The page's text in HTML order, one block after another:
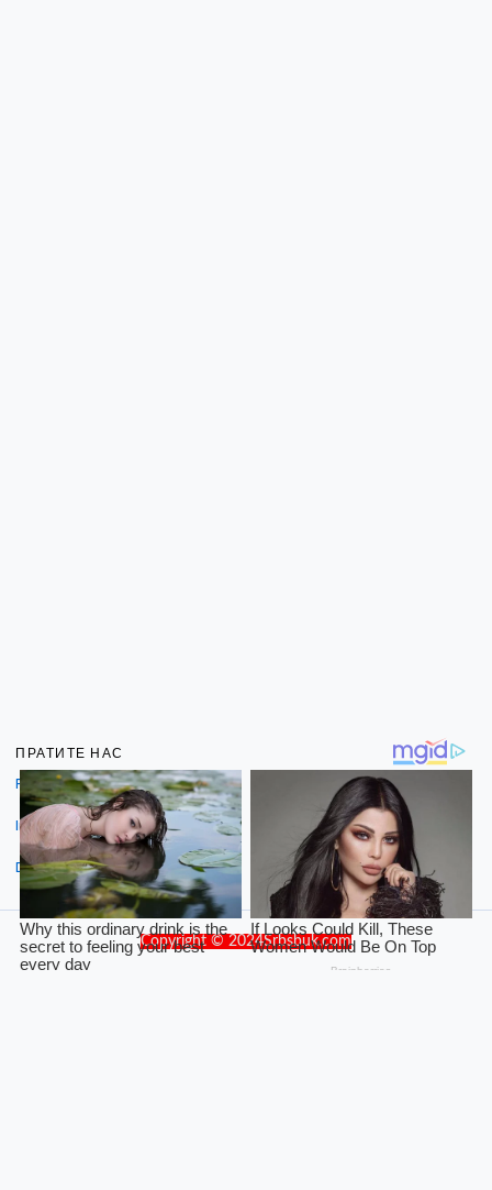
ПРАТИТЕ НАС
Facebook
Instagram
Dribbble
Copyright © 2024Srbsbuk.com